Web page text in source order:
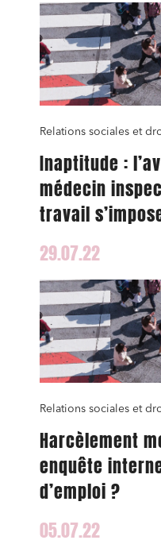
Relations sociales et
Inaptitude :
médecin
travail
prud’homal ?
29.07.22
Relations sociales et
Harcèlement
enquête
d’emploi ?
05.07.22